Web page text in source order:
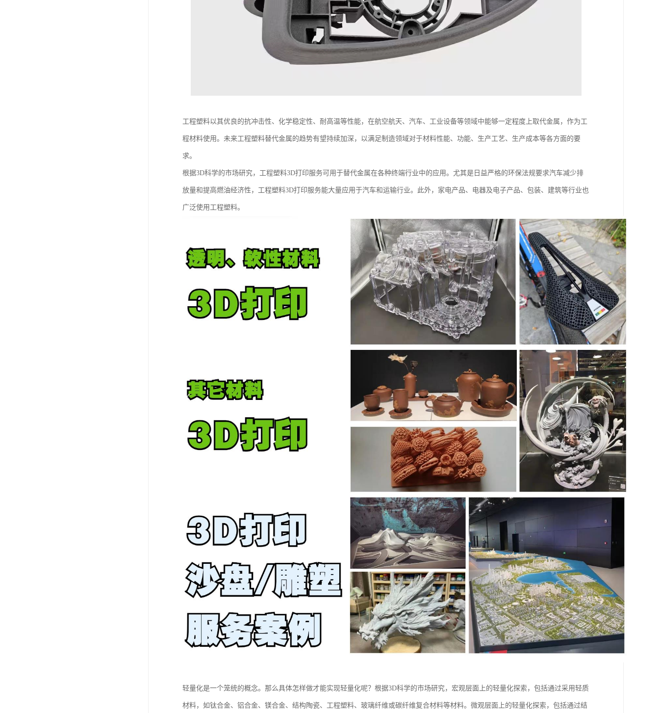
工程塑料以其优良的抗冲击性、化学稳定性、耐高温等性能，在航空航天、汽车、工业设备等领域中能够一定程度上取代金属，作为工
程材料使用。未来工程塑料替代金属的趋势有望持续加深，以满足制造领域对于材料性能、功能、生产工艺、生产成本等各方面的要
求。
根据3D科学的市场研究，工程塑料3D打印服务可用于替代金属在各种终端行业中的应用。尤其是日益严格的环保法规要求汽车减少排
放量和提高燃油经济性，工程塑料3D打印服务能大量应用于汽车和运输行业。此外，家电产品、电器及电子产品、包装、建筑等行业也
广泛使用工程塑料。
轻量化是一个笼统的概念。那么具体怎样做才能实现轻量化呢？根据3D科学的市场研究，宏观层面上的轻量化探索，包括通过采用轻质
材料，如钛合金、铝合金、镁合金、结构陶瓷、工程塑料、玻璃纤维或碳纤维复合材料等材料。微观层面上的轻量化探索，包括通过结